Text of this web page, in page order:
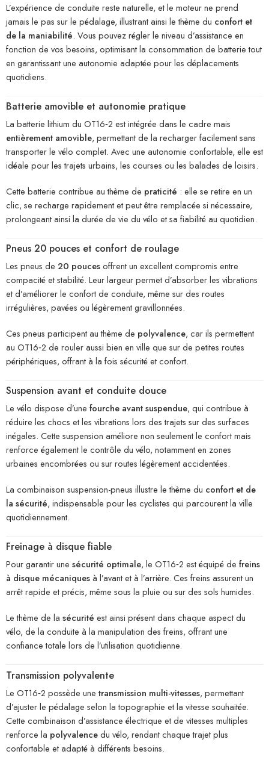
L’expérience de conduite reste naturelle, et le moteur ne prend
jamais le pas sur le pédalage, illustrant ainsi le thème du confort et
de la maniabilité. Vous pouvez régler le niveau d’assistance en
fonction de vos besoins, optimisant la consommation de batterie tout
en garantissant une autonomie adaptée pour les déplacements
quotidiens.
Batterie amovible et autonomie pratique
La batterie lithium du OT16‑2 est intégrée dans le cadre mais
entièrement amovible, permettant de la recharger facilement sans
transporter le vélo complet. Avec une autonomie confortable, elle est
idéale pour les trajets urbains, les courses ou les balades de loisirs.
Cette batterie contribue au thème de praticité : elle se retire en un
clic, se recharge rapidement et peut être remplacée si nécessaire,
prolongeant ainsi la durée de vie du vélo et sa fiabilité au quotidien.
Pneus 20 pouces et confort de roulage
Les pneus de 20 poucesoffrent un excellent compromis entre
compacité et stabilité. Leur largeur permet d’absorber les vibrations
et d’améliorer le confort de conduite, même sur des routes
irrégulières, pavées ou légèrement gravillonnées.
Ces pneus participent au thème de polyvalence, car ils permettent
au OT16‑2 de rouler aussi bien en ville que sur de petites routes
périphériques, offrant à la fois sécurité et confort.
Suspension avant et conduite douce
Le vélo dispose d’une fourche avant suspendue, qui contribue à
réduire les chocs et les vibrations lors des trajets sur des surfaces
inégales. Cette suspension améliore non seulement le confort mais
renforce également le contrôle du vélo, notamment en zones
urbaines encombrées ou sur routes légèrement accidentées.
La combinaison suspension-pneus illustre le thème du confort et de
la sécurité, indispensable pour les cyclistes qui parcourent la ville
quotidiennement.
Freinage à disque fiable
Pour garantir une sécurité optimale, le OT16‑2 est équipé de freins
à disque mécaniquesà l’avant et à l’arrière. Ces freins assurent un
arrêt rapide et précis, même sous la pluie ou sur des sols humides.
Le thème de la sécurité est ainsi présent dans chaque aspect du
vélo, de la conduite à la manipulation des freins, offrant une
confiance totale lors de l’utilisation quotidienne.
Transmission polyvalente
Le OT16‑2 possède une transmission multi-vitesses, permettant
d’ajuster le pédalage selon la topographie et la vitesse souhaitée.
Cette combinaison d’assistance électrique et de vitesses multiples
renforce la polyvalencedu vélo, rendant chaque trajet plus
confortable et adapté à différents besoins.